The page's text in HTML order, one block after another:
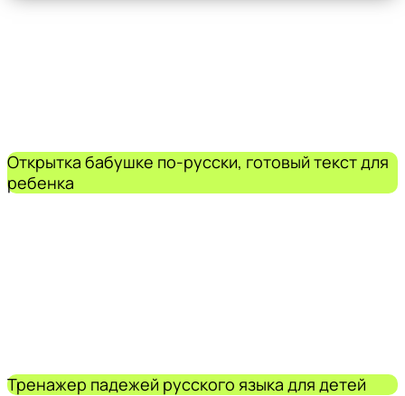
Открытка бабушке по-русски, готовый текст для
ребенка
Тренажер падежей русского языка для детей